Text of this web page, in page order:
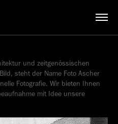
und zeitgenössischen
steht der Name Foto Ascher
Fotografie. Wir bieten Ihnen
mit Idee unsere